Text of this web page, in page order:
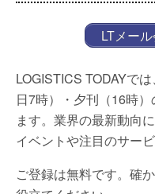
LTメー
LOGISTICS TODAYで
日7時）・夕刊（16時
ます。業界の最新動向
イベントや注目のサー
ご登録は無料です。確